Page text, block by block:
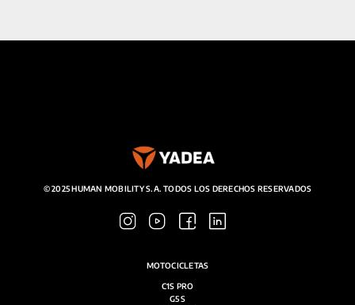
© 2025 HUMAN MOBILITY S.A. TODOS LOS DERECHOS RESERVADOS
MOTOCICLETAS
C1S PRO
G5 S